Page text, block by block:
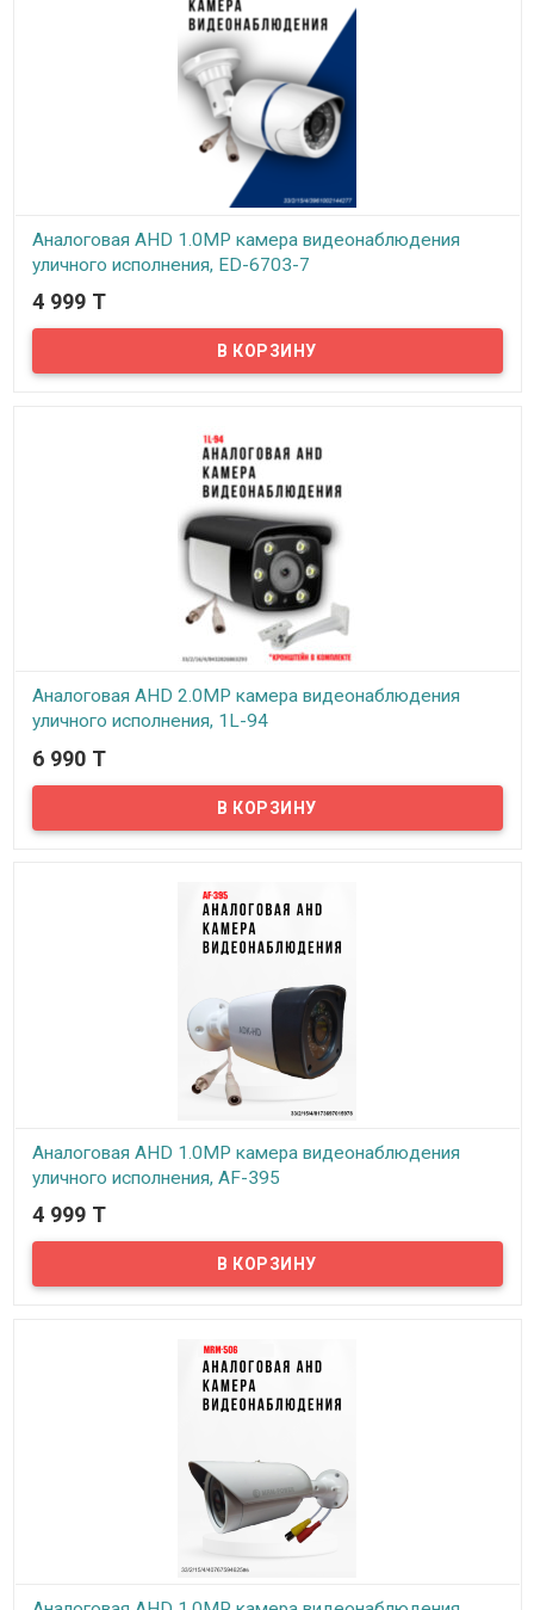
Аналоговая AHD 1.0MP камера видеонаблюдения
уличного исполнения, ED-6703-7
В наличии
Предлагаем бюджетные аналоговые AHD 1Mpx камеры
видеонаблюдения уличного исполнения, модель ED-6703-7!
4 999 T
Аналоговая AHD 2.0MP камера видеонаблюдения
уличного исполнения, 1L-94
В наличии
Предлагаем бюджетные аналоговые AHD 2Mpx камеры
видеонаблюдения уличного исполнения, модель 1L-94!
6 990 T
Аналоговая AHD 1.0MP камера видеонаблюдения
уличного исполнения, AF-395
В наличии
Предлагаем бюджетные аналоговые AHD 1Mpx камеры
видеонаблюдения уличного исполнения, модель AF-395!
4 999 T